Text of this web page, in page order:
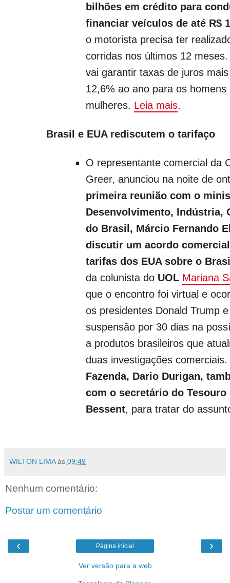
bilhões em crédito para
financiar veículos de até R$
o motorista precisa ter
corridas nos últimos 12
vai garantir taxas de juros
12,6% ao ano para os
mulheres. Leia mais.
Brasil e EUA rediscutem o tarifaço
O representante comercial da
Greer, anunciou na noite de
primeira reunião com o
Desenvolvimento, Indústria,
do Brasil, Márcio Fernando
discutir um acordo
tarifas dos EUA sobre o
da colunista do UOL Mariana
que o encontro foi virtual e
os presidentes Donald Trump
suspensão por 30 dias na
a produtos brasileiros que
duas investigações comerciais.
Fazenda, Dario Durigan,
com o secretário do Tesouro
Bessent, para tratar do
WILTON LIMA às 09:49
Nenhum comentário:
Postar um comentário
‹ ›
Página inicial
Ver versão para a web